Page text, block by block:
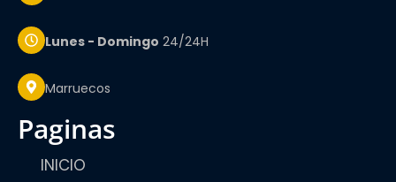
Lunes - Domingo 24/24H
Marruecos
paginas
INICIO